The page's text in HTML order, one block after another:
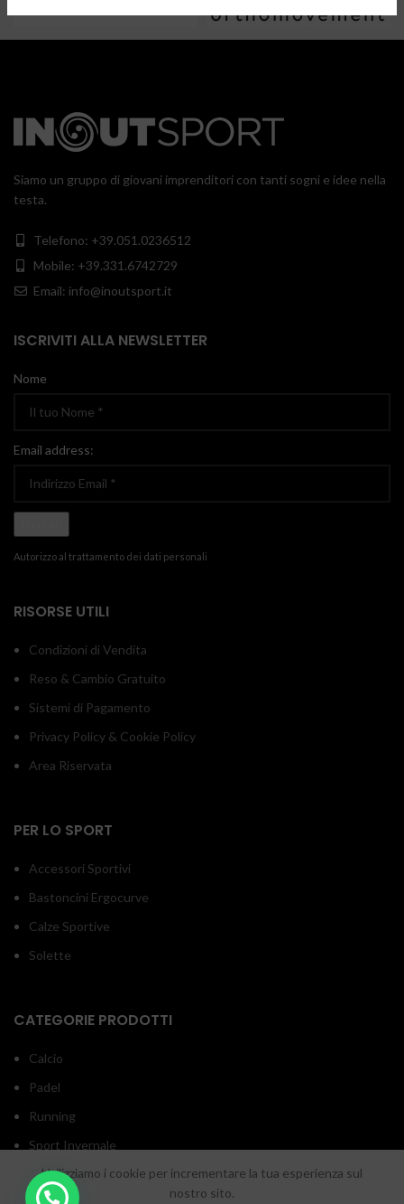
Siamo un gruppo di giovani imprenditori con tanti sogni e idee nella
testa.
Telefono: +39.051.0236512
Mobile: +39.331.6742729
Email: info@inoutsport.it
ISCRIVITI ALLA NEWSLETTER
Nome
Email address:
Autorizzo al trattamento dei dati personali
RISORSE UTILI
Condizioni di Vendita
Reso & Cambio Gratuito
Sistemi di Pagamento
Privacy Policy & Cookie Policy
Area Riservata
PER LO SPORT
Accessori Sportivi
Bastoncini Ergocurve
Calze Sportive
Solette
CATEGORIE PRODOTTI
Calcio
Padel
Running
Sport Invernale
Trail Running
Utilizziamo i cookie per incrementare la tua esperienza sul
nostro sito.